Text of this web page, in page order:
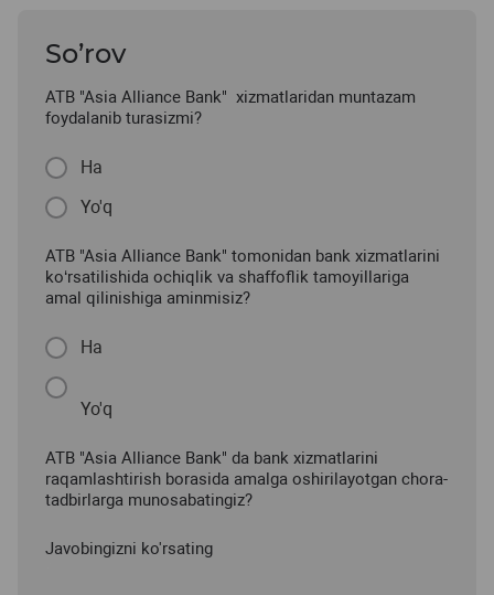
So’rov
ATB "Asia Alliance Bank" xizmatlaridan muntazam
foydalanib turasizmi?
Ha
Yo'q
ATB "Asia Alliance Bank" tomonidan bank xizmatlarini
ko‘rsatilishida ochiqlik va shaffoflik tamoyillariga
amal qilinishiga aminmisiz?
Ha
Yo'q
ATB "Asia Alliance Bank" da bank xizmatlarini
raqamlashtirish borasida amalga oshirilayotgan chora-
tadbirlarga munosabatingiz?
Javobingizni ko'rsating